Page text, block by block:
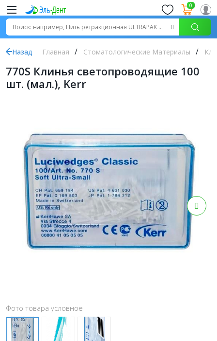
0
Назад Главная Стоматологические Материалы
770S Клинья светопроводящие 100
шт. (мал.), Kerr
Фото товара условное